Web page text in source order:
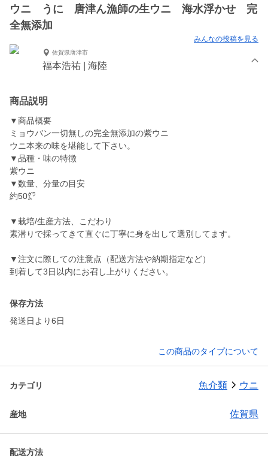
ウニ うに 唐津ん漁師の生ウニ 海水浮かせ 完
全無添加
みんなの投稿を見る
佐賀県唐津市
福本浩祐 | 海陸
商品説明
▼商品概要
ミョウバン一切無しの完全無添加の紫ウニ
ウニ本来の味を堪能して下さい。
▼品種・味の特徴
紫ウニ
▼数量、分量の目安
約50㌘
▼栽培/生産方法、こだわり
素潜りで採ってきて直ぐに丁寧に身を出して選別してます。
▼注文に際しての注意点（配送方法や納期指定など）
到着して3日以内にお召し上がりください。
保存方法
発送日より6日
この商品のタイプについて
カテゴリ 魚介類 ウニ
産地 佐賀県
配送方法